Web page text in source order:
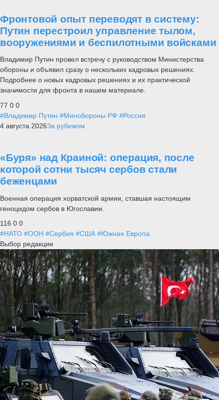
Фронтовой опыт переводят в систему:
Путин перестроил управление тылом,
вооружениями и беспилотными войсками
Владимир Путин провел встречу с руководством Министерства
обороны и объявил сразу о нескольких кадровых решениях.
Подробнее о новых кадровых решениях и их практической
значимости для фронта в нашем материале.
77 0 0
#Владимир Путин #Минобороны РФ #Россия
4 августа 2026За рубежом
«Буря» над Краиной: операция, после
которой сотни тысяч сербов стали
беженцами
Военная операция хорватской армии, ставшая настоящим
геноцидом сербов в Югославии.
116 0 0
#НАТО #ООН #Сербия #США #Южная Европа
Выбор редакции